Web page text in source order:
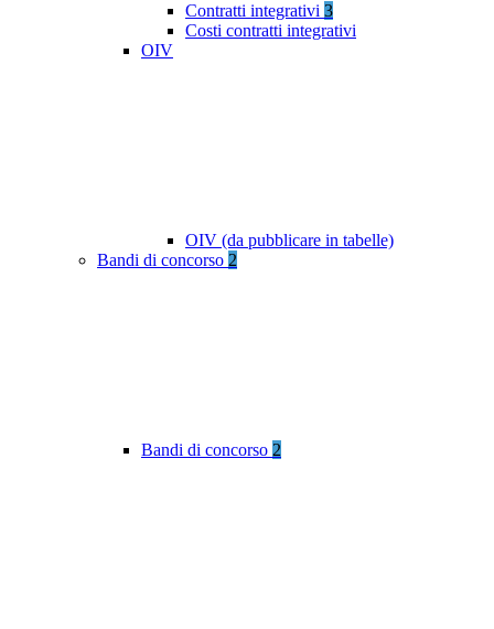
Contratti integrativi 3
Costi contratti integrativi
OIV
OIV (da pubblicare in tabelle)
Bandi di concorso 2
Bandi di concorso 2